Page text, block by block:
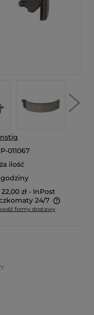
011067
ilość
zł - InPost
24/7
wymiary produktu,
formy dostawy